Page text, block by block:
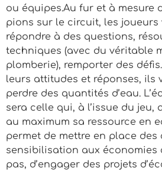
ou équipes.Au fur et à mesure
pions sur le circuit, les joueurs
répondre à des questions,
techniques (avec du véritable
plomberie), remporter des
leurs attitudes et réponses, ils
perdre des quantités d’eau.
sera celle qui, à l’issue du jeu,
au maximum sa ressource en
permet de mettre en place des
sensibilisation aux économies
pas, d’engager des projets